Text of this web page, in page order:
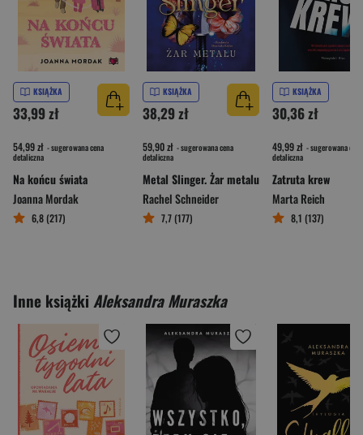
KSIĄŻKA
33,99 zł
54,99 zł - sugerowana cena
detaliczna
Na końcu świata
Joanna Mordak
6,8 (217)
KSIĄŻKA
38,29 zł
59,90 zł - sugerowana cena
detaliczna
Metal Slinger. Żar metalu
Rachel Schneider
7,7 (177)
KSIĄŻKA
30,36 zł
49,99 zł - sugerowana cena
detaliczna
Zatruta krew
Marta Reich
8,1 (137)
Inne książki Aleksandra Muraszka